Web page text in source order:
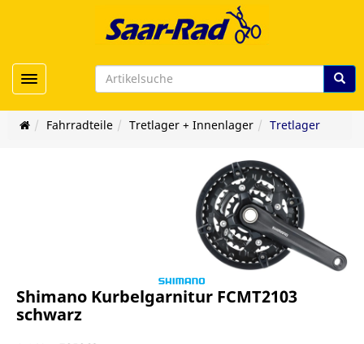
Toggle navigation
Fahrradteile Tretlager + Innenlager Tretlager
Shimano Kurbelgarnitur FCMT2103
schwarz